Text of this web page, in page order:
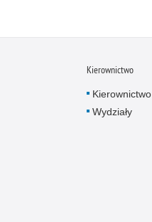
Kierownictwo
Kierownictwo
Wydziały